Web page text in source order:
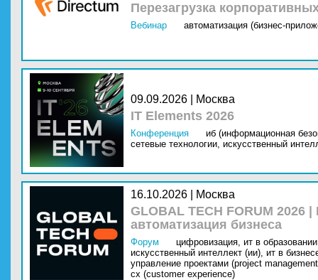
Перезагрузка
Вебинар автоматизация (бизнес-
09.09.2026 | Москва
IT Elements 2026
Конференция
иб (информационная
сетевые технологии, искусственный
16.10.2026 | Москва
GLOBAL TECH FORUM
автоматизация бизнеса
Форум цифровизация, ит в
искусственный интеллект (ии), ит в
управление проектами (project
cx (customer experience)